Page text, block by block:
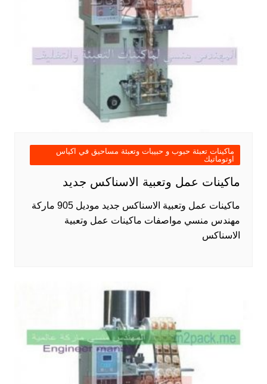
ماكينات تعبئة حبوب و حبيبات وتعبئة مساحيق في اكياس
اوتوماتيك
ماكينات عمل وتعبية الاسناكس جديد
ماكينات عمل وتعبية الاسناكس جديد موديل 905 ماركة
مهندس منسي مواصفات ماكينات عمل وتعبية
الاسناكس